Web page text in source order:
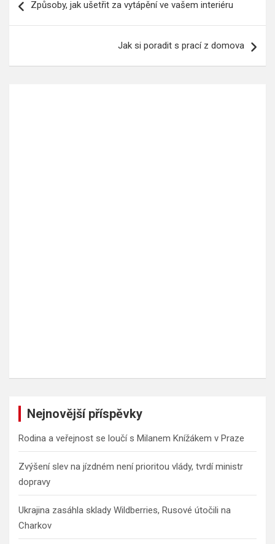
proZpůsoby, jak ušetřit za vytápění ve vašem interiéru
Jak si poradit s prací z domova
Nejnovější příspěvky
Rodina a veřejnost se loučí s Milanem Knížákem v Praze
Zvýšení slev na jízdném není prioritou vlády, tvrdí ministr
dopravy
Ukrajina zasáhla sklady Wildberries, Rusové útočili na
Charkov